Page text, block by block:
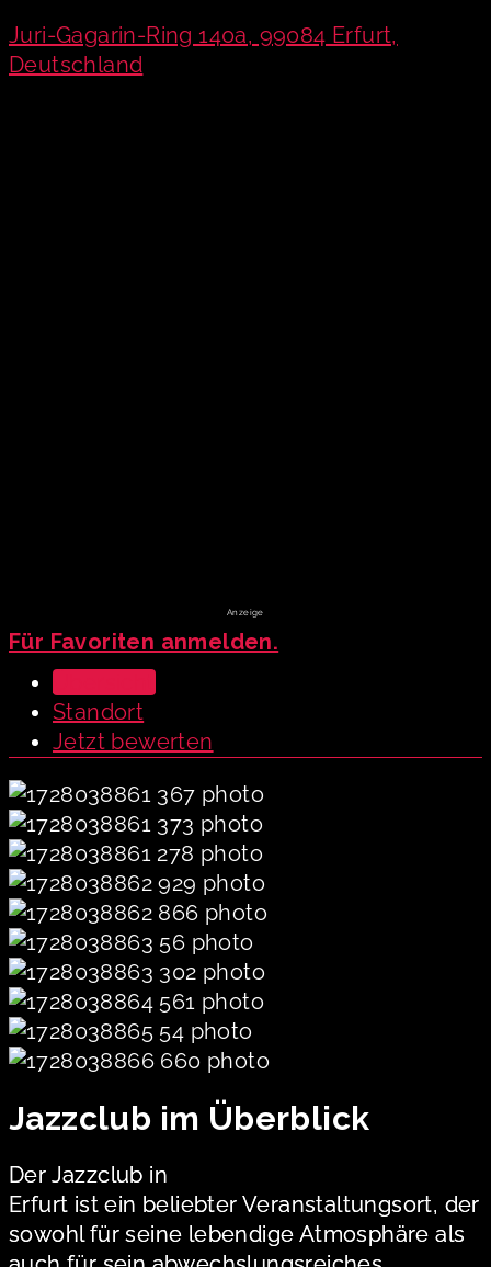
Juri-Gagarin-Ring 140a, 99084 Erfurt,
Deutschland
Für Favoriten anmelden.
Standort
Jetzt bewerten
Jazzclub im Überblick
Der Jazzclub in
Erfurt ist ein beliebter Veranstaltungsort, der
sowohl für seine lebendige Atmosphäre als